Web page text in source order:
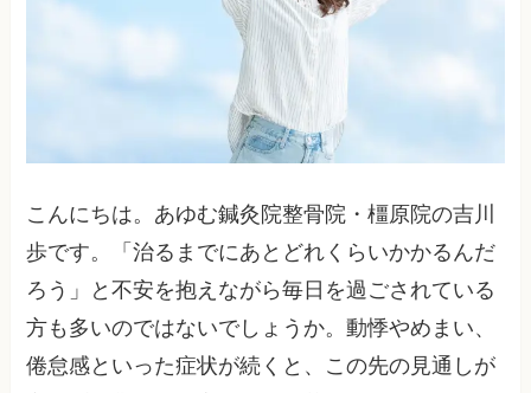
こんにちは。あゆむ鍼灸院整骨院・橿原院の吉川
歩です。「治るまでにあとどれくらいかかるんだ
ろう」と不安を抱えながら毎日を過ごされている
方も多いのではないでしょうか。動悸やめまい、
倦怠感といった症状が続くと、この先の見通しが